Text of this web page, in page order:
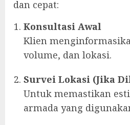
dan cepat:
Konsultasi Awal
Klien
volume, dan lokasi.
Survei Lokasi (Jika
Untuk memastikan
armada yang